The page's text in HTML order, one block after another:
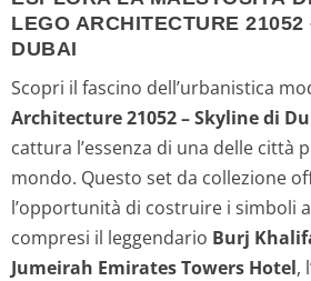
LEGO ARCHITECTURE
DUBAI
Scopri il fascino dell’urbanistica
Architecture 21052 – Skyline di
cattura l’essenza di una delle città
mondo. Questo set da collezione
l’opportunità di costruire i simboli
compresi il leggendario Burj
Jumeirah Emirates Towers Hotel,